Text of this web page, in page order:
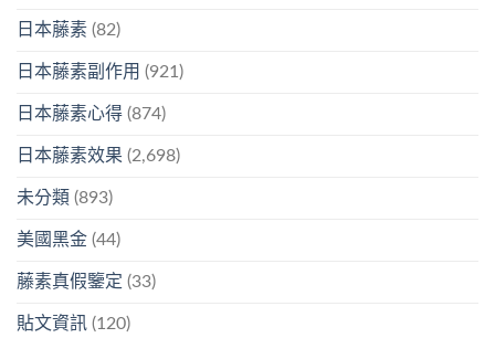
日本藤素 (82)
日本藤素副作用 (921)
日本藤素心得 (874)
日本藤素效果 (2,698)
未分類 (893)
美國黑金 (44)
藤素真假鑒定 (33)
貼文資訊 (120)